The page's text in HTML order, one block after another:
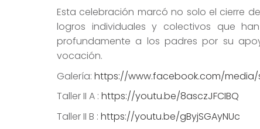
Esta celebración marcó no solo el cierre
logros individuales y colectivos que
profundamente a los padres por su
vocación.
Galería: https://www.facebook.com/media/
Taller II A : https://youtu.be/8asczJFCIBQ
Taller II B : https://youtu.be/gByjSGAyNUc